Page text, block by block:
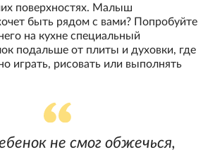
поверхностях. Малыш
быть рядом с вами? Попробуйте
на кухне специальный
подальше от плиты и духовки, где
играть, рисовать или выполнять
не смог обжечься,